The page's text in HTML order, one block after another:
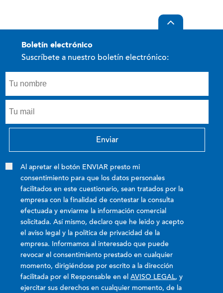
boletín electrónico
Suscríbete a nuestro boletín electrónico:
Al apretar el botón ENVIAR presto mi
consentimiento para que los datos personales
facilitados en este cuestionario, sean tratados por la
empresa con la finalidad de contestar la consulta
efectuada y enviarme la información comercial
solicitada. Así mismo, declaro que he leido y acepto
el aviso legal y la política de privacidad de la
empresa. Informamos al interesado que puede
revocar el consentimiento prestado en cualquier
momento, dirigiéndose por escrito a la dirección
facilitada por el Responsable en elAVISO LEGAL, y
ejercitar sus derechos en cualquier momento, de la